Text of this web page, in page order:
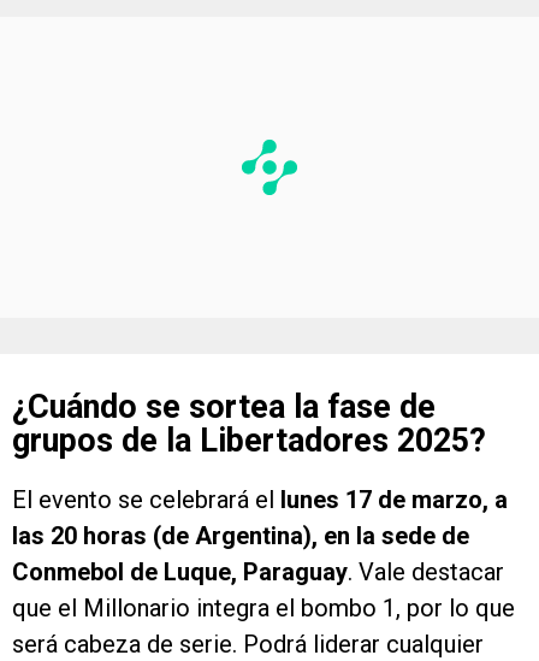
¿Cuándo se sortea la fase de
grupos de la Libertadores 2025?
El evento se celebrará el lunes 17 de marzo, a
las 20 horas (de Argentina), en la sede de
Conmebol de Luque, Paraguay. Vale destacar
que el Millonario integra el bombo 1, por lo que
será cabeza de serie. Podrá liderar cualquier